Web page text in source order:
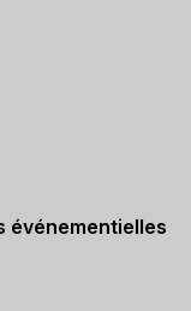
événementielles